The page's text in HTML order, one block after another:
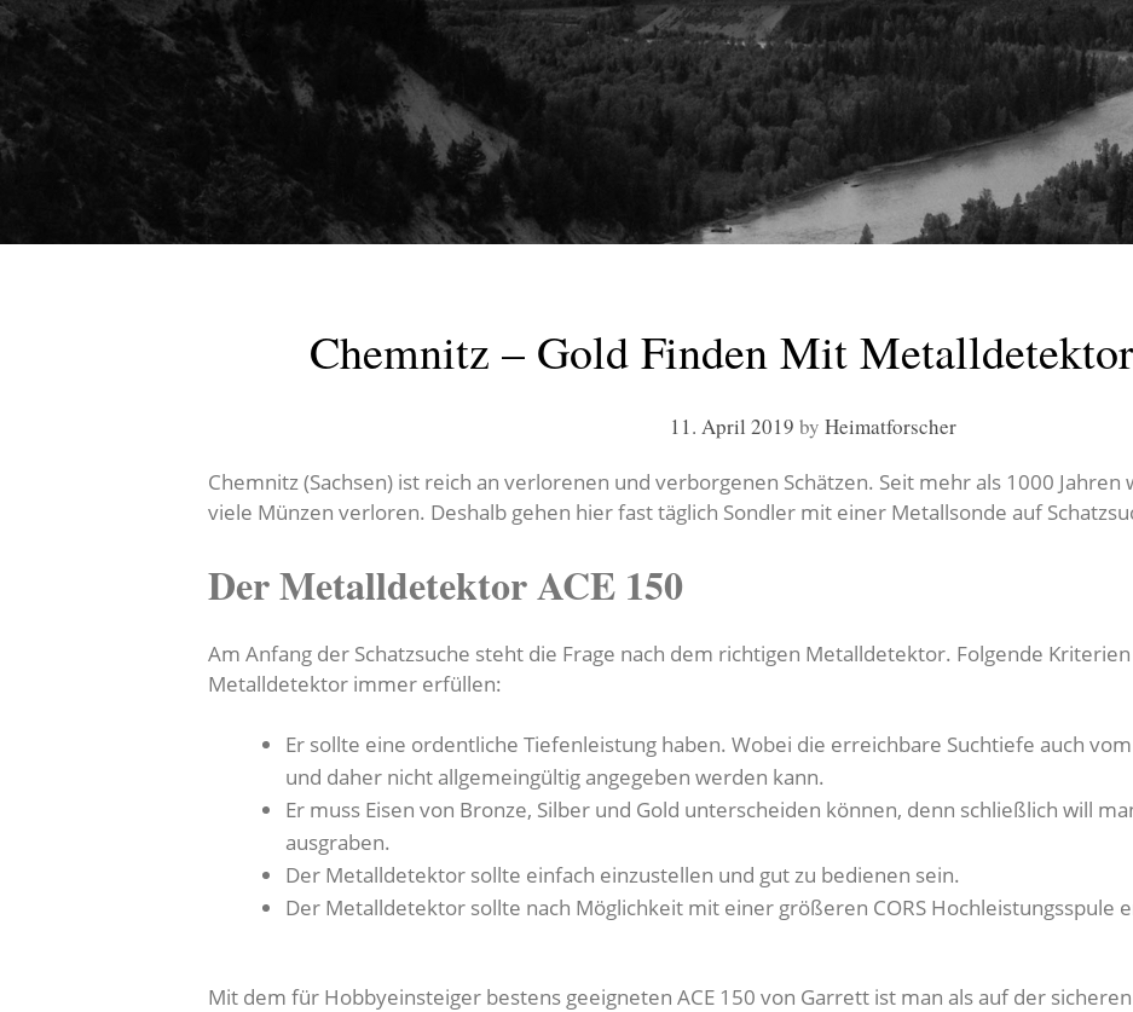
Chemnitz – Gold Finden Mit
11. April 2019 by Heimatforscher
Chemnitz (Sachsen) ist reich an verlorenen und verborgenen Schätzen. Seit mehr als 1000
viele Münzen verloren. Deshalb gehen hier fast täglich Sondler mit einer Metallsonde auf
Der Metalldetektor ACE 150
Am Anfang der Schatzsuche steht die Frage nach dem richtigen Metalldetektor. Folgende
Metalldetektor immer erfüllen:
Er sollte eine ordentliche Tiefenleistung haben. Wobei die erreichbare Suchtiefe auch
und daher nicht allgemeingültig angegeben werden kann.
Er muss Eisen von Bronze, Silber und Gold unterscheiden können, denn schließlich will
ausgraben.
Der Metalldetektor sollte einfach einzustellen und gut zu bedienen sein.
Der Metalldetektor sollte nach Möglichkeit mit einer größeren CORS Hochleistungsspule
Mit dem für Hobbyeinsteiger bestens geeigneten ACE 150 von Garrett ist man als auf der